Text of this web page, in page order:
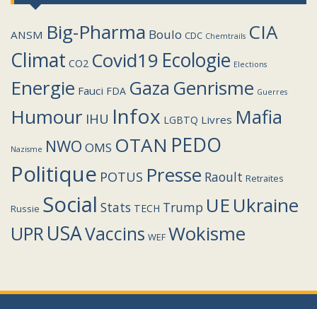
ANSM Big-Pharma Boulo CDC Chemtrails CIA
Climat CO2 Covid19 Ecologie Elections
Energie Fauci FDA Gaza Genrisme Guerres
Humour IHU Infox LGBTQ Livres Mafia
Nazisme NWO OMS OTAN PEDO
Politique POTUS Presse Raoult Retraites
Russie Social Stats TECH Trump UEUkraine
UPR USAVaccins WEF Wokisme